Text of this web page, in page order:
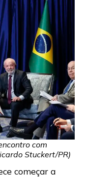
com
Stuckert/PR)
começar a